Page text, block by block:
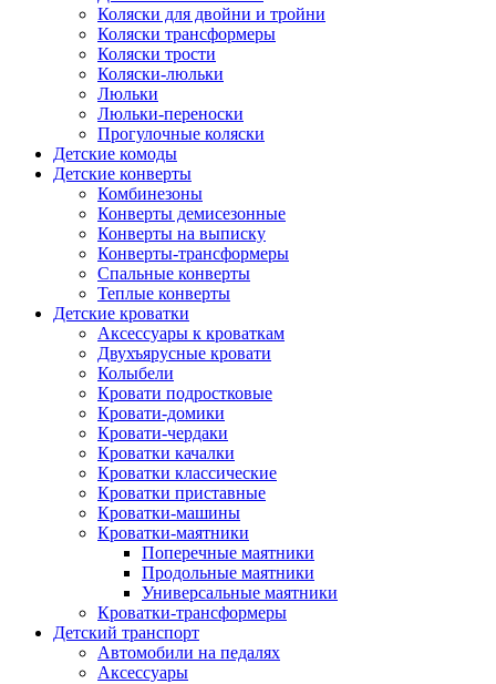
Коляски для двойни и тройни
Коляски трансформеры
Коляски трости
Коляски-люльки
Люльки
Люльки-переноски
Прогулочные коляски
Детские комоды
Детские конверты
Комбинезоны
Конверты демисезонные
Конверты на выписку
Конверты-трансформеры
Спальные конверты
Теплые конверты
Детские кроватки
Аксессуары к кроваткам
Двухъярусные кровати
Колыбели
Кровати подростковые
Кровати-домики
Кровати-чердаки
Кроватки качалки
Кроватки классические
Кроватки приставные
Кроватки-машины
Кроватки-маятники
Поперечные маятники
Продольные маятники
Универсальные маятники
Кроватки-трансформеры
Детский транспорт
Автомобили на педалях
Аксессуары